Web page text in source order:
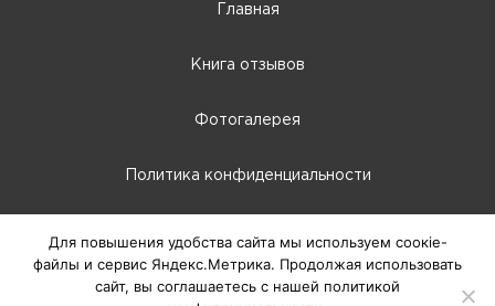
Главная
Книга отзывов
Фотогалерея
Политика конфиденциальности
г. Абакан, Крылова, 66-Б
Для повышения удобства сайта мы используем соокіе-
файлы и сервис Яндекс.Метрика. Продолжая использовать
сайт, вы соглашаетесь с нашей политикой